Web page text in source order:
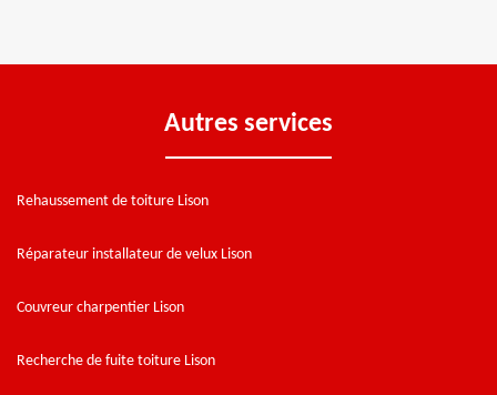
Autres services
Rehaussement de toiture Lison
Réparateur installateur de velux Lison
Couvreur charpentier Lison
Recherche de fuite toiture Lison